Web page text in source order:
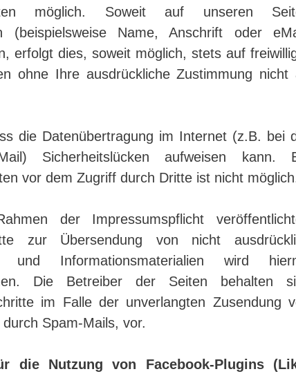
möglich. Soweit auf unseren
(beispielsweise Name, Anschrift oder
erfolgt dies, soweit möglich, stets auf
ohne Ihre ausdrückliche Zustimmung nicht
die Datenübertragung im Internet (z.B. bei
Sicherheitslücken aufweisen kann.
vor dem Zugriff durch Dritte ist nicht
der Impressumspflicht
zur Übersendung von nicht
und Informationsmaterialien wird
Die Betreiber der Seiten behalten
im Falle der unverlangten Zusendung
Spam-Mails, vor.
die Nutzung von Facebook-Plugins